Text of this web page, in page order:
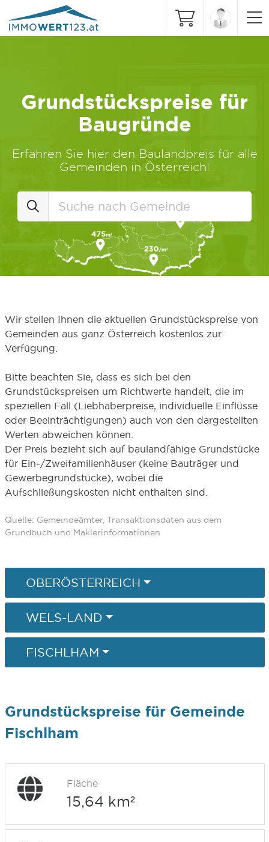
Grundstückspreise für
Baugründe
Erfahren Sie hier den Baulandpreis für alle
Gemeinden in Österreich!
Wir stellen Ihnen die aktuellen Grundstückspreise von
Gemeinden aus ganz Österreich kostenlos zur
Verfügung.
Bitte beachten Sie, dass es sich bei den
Grundstückspreisen um Richtwerte handelt, die im
speziellen Fall (Liebhaberpreise, individuelle Einflüsse
oder Beeinträchtigungen) auch von den dargestellten
Werten abweichen können.
Der Preis bezieht sich auf baulandfähige Grundstücke
für Ein-/Zweifamilienhäuser (keine Bauträger und
Gewerbegrundstücke), wobei die
Aufschließungskosten nicht enthalten sind.
Quelle: Gemeindeämter, Transaktionsdaten aus dem
Grundbuch und Maklerinformationen
OBERÖSTERREICH
WELS-LAND
FISCHLHAM
Grundstückspreise für Gemeinde
Fischlham
Fläche
15,64 km²